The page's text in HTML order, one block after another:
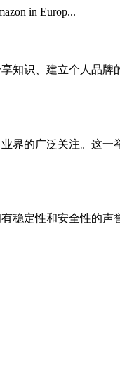
in Europ...
识、建立个人品
的广泛关注。这
稳定性和安全性的